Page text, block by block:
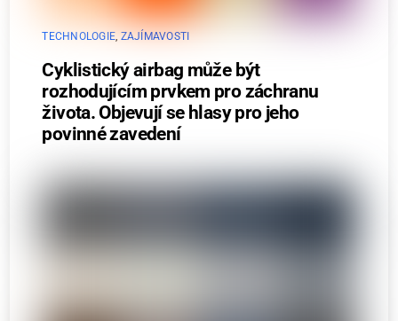
TECHNOLOGIE, ZAJÍMAVOSTI
Cyklistický airbag může být
rozhodujícím prvkem pro záchranu
života. Objevují se hlasy pro jeho
povinné zavedení